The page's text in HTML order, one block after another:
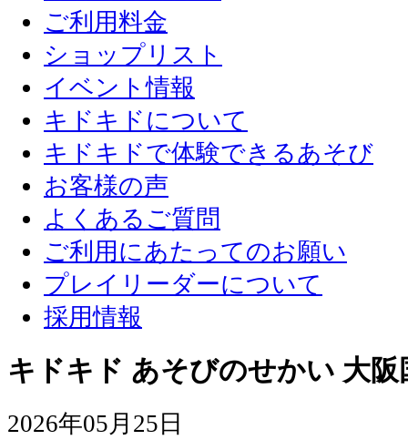
ご利用料金
ショップリスト
イベント情報
キドキドについて
キドキドで体験できるあそび
お客様の声
よくあるご質問
ご利用にあたってのお願い
プレイリーダーについて
採用情報
キドキド あそびのせかい 大
2026年05月25日